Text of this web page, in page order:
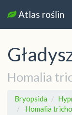
Atlas roślin
Homalia
Bryopsida
Homalia